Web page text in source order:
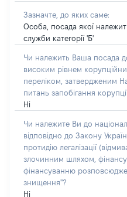
Зазначте, до яких саме:
Особа, посада якої
служби категорії 'Б'
Чи належить Ваша посада
високим рівнем
переліком, затвердженим
питань запобігання
Ні
Чи належите Ви до
відповідно до Закону
протидію легалізації
злочинним шляхом,
фінансуванню
знищення"?
Ні